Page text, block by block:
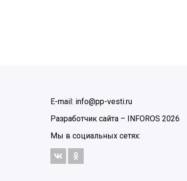
E-mail: info@pp-vesti.ru
Разработчик сайта –
INFOROS 2026
Мы в социальных сетях: